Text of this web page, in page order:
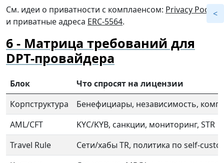
См. идеи о приватности с комплаенсом: Privacy Pools
и приватные адреса ERC-5564.
Матрица требований для
DPT-провайдера
Блок
Что спросят на лицензии
Корпструктура
Бенефициары, независимость,
AML/CFT
KYC/KYB, санкции, мониторинг, STR
Travel Rule
Сети/хабы TR, политика по self-